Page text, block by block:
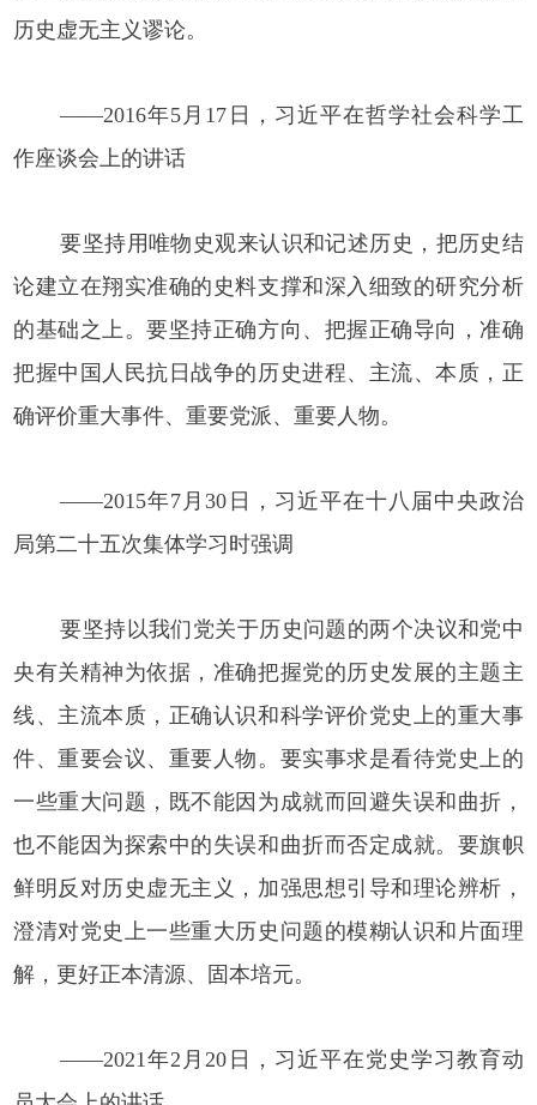
历史虚无主义谬论。
——2016年5月17日，习近平在哲学社会科学工
作座谈会上的讲话
要坚持用唯物史观来认识和记述历史，把历史结
论建立在翔实准确的史料支撑和深入细致的研究分析
的基础之上。要坚持正确方向、把握正确导向，准确
把握中国人民抗日战争的历史进程、主流、本质，正
确评价重大事件、重要党派、重要人物。
——2015年7月30日，习近平在十八届中央政治
局第二十五次集体学习时强调
要坚持以我们党关于历史问题的两个决议和党中
央有关精神为依据，准确把握党的历史发展的主题主
线、主流本质，正确认识和科学评价党史上的重大事
件、重要会议、重要人物。要实事求是看待党史上的
一些重大问题，既不能因为成就而回避失误和曲折，
也不能因为探索中的失误和曲折而否定成就。要旗帜
鲜明反对历史虚无主义，加强思想引导和理论辨析，
澄清对党史上一些重大历史问题的模糊认识和片面理
解，更好正本清源、固本培元。
——2021年2月20日，习近平在党史学习教育动